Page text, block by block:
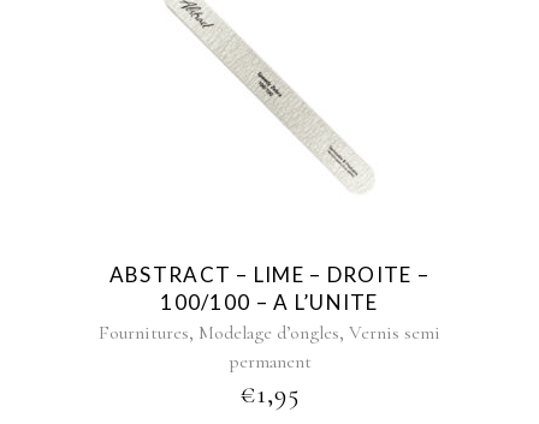
ABSTRACT – LIME – DROITE –
100/100 – A L’UNITE
Fournitures, Modelage d’ongles, Vernis semi
permanent
€1,95